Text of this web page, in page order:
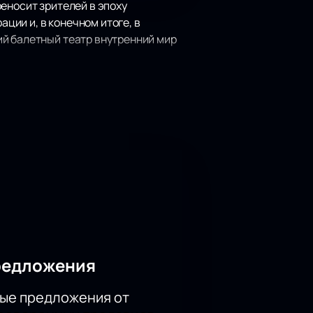
зрителей в эпоху
и, в конечном итоге, в
балетный театр внутренний мир
добавив новые
предложения от